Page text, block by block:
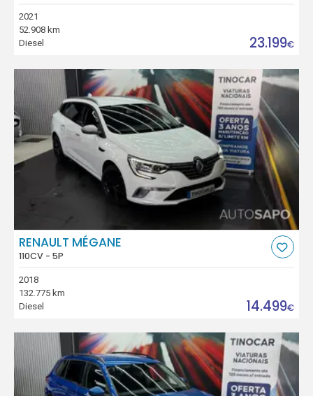
2021
52.908 km
Diesel
23.199€
RENAULT MÉGANE
110CV - 5P
2018
132.775 km
Diesel
14.499€